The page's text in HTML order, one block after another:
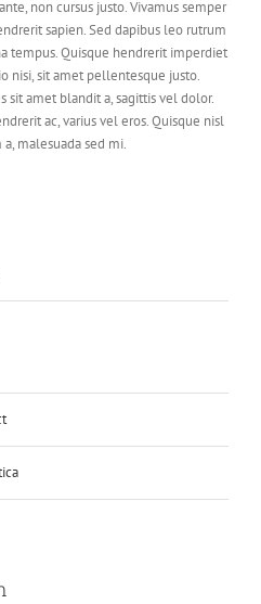
non cursus justo. Vivamus semper
sapien. Sed dapibus leo rutrum
tempus. Quisque hendrerit imperdiet
nisi, sit amet pellentesque justo.
amet blandit a, sagittis vel dolor.
ac, varius vel eros. Quisque nisl
malesuada sed mi.